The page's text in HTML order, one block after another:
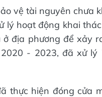
vệ tài nguyên chưa
lý hoạt động khai
địa phương để xảy
- 2023, đã xử
thực hiện đóng cửa